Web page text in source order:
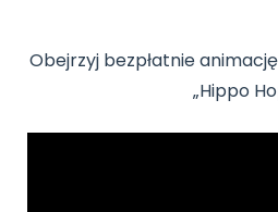
Pomoc
Obejrzyj bezpłatnie
„Hippo